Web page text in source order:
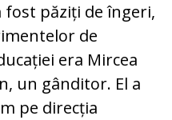
fost păziți de îngeri,
de
era Mircea
un gânditor. El a
pe direcția